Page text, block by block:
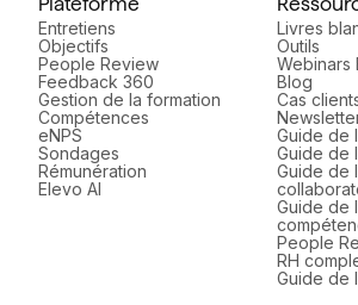
Entretiens
Objectifs
People Review
Feedback 360
Gestion de la formation
Compétences
eNPS
Sondages
Rémunération
Elevo AI
Livres
Outils
Webinars
Blog
Cas
Guide de
Guide de
Guide de
Guide de
People
RH
Guide de